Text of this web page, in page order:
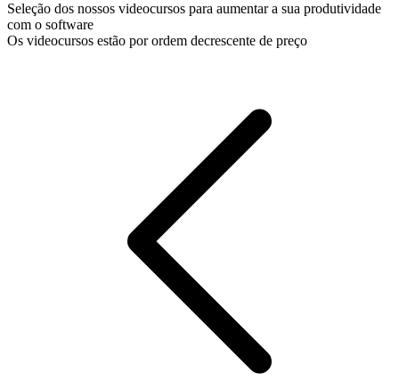
Seleção dos nossos videocursos para aumentar a sua produtividade
com o software
Os videocursos estão por ordem decrescente de preço